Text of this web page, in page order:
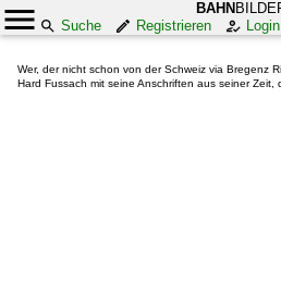
BAHN
Suche
Registrieren Login
Wer, der nicht schon von der Schweiz via Bregenz
Hard Fussach mit seine Anschriften aus seiner Zeit,